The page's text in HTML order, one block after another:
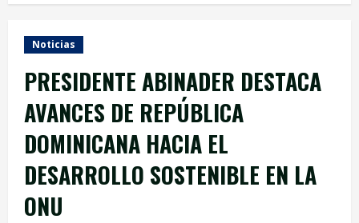
Noticias
PRESIDENTE ABINADER DESTACA
AVANCES DE REPÚBLICA
DOMINICANA HACIA EL
DESARROLLO SOSTENIBLE EN LA
ONU